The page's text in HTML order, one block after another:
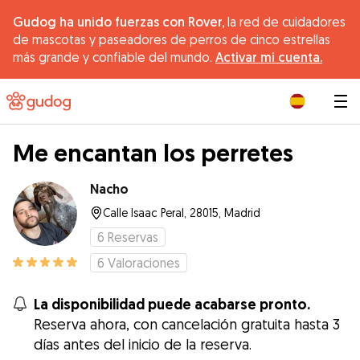
Gudog ha unido fuerzas con Rover, la red de cuidadores
de mascotas y paseadores de perros de cinco estrellas
más grande y confiable del mundo. Activar mi cuenta.
Me encantan los perretes
Nacho
Calle Isaac Peral, 28015, Madrid
6 Reservas
6 Valoraciones
La disponibilidad puede acabarse pronto.
Reserva ahora, con cancelación gratuita hasta 3
días antes del inicio de la reserva.